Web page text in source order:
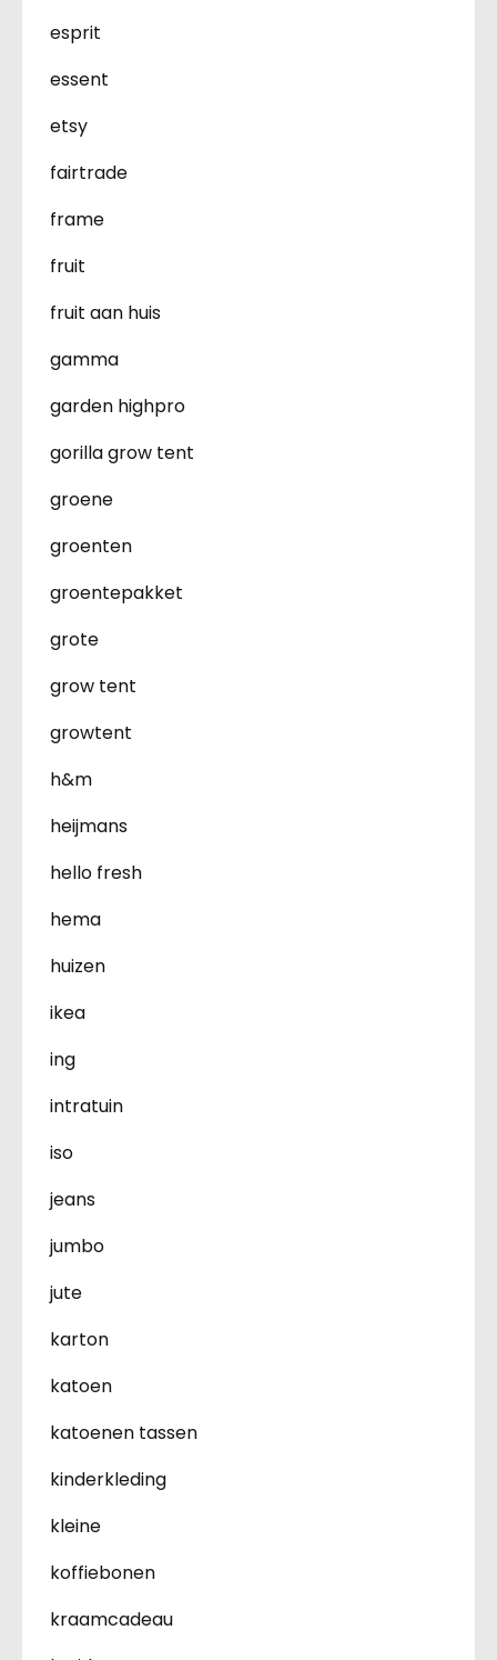
esprit
essent
etsy
fairtrade
frame
fruit
fruit aan huis
gamma
garden highpro
gorilla grow tent
groene
groenten
groentepakket
grote
grow tent
growtent
h&m
heijmans
hello fresh
hema
huizen
ikea
ing
intratuin
iso
jeans
jumbo
jute
karton
katoen
katoenen tassen
kinderkleding
kleine
koffiebonen
kraamcadeau